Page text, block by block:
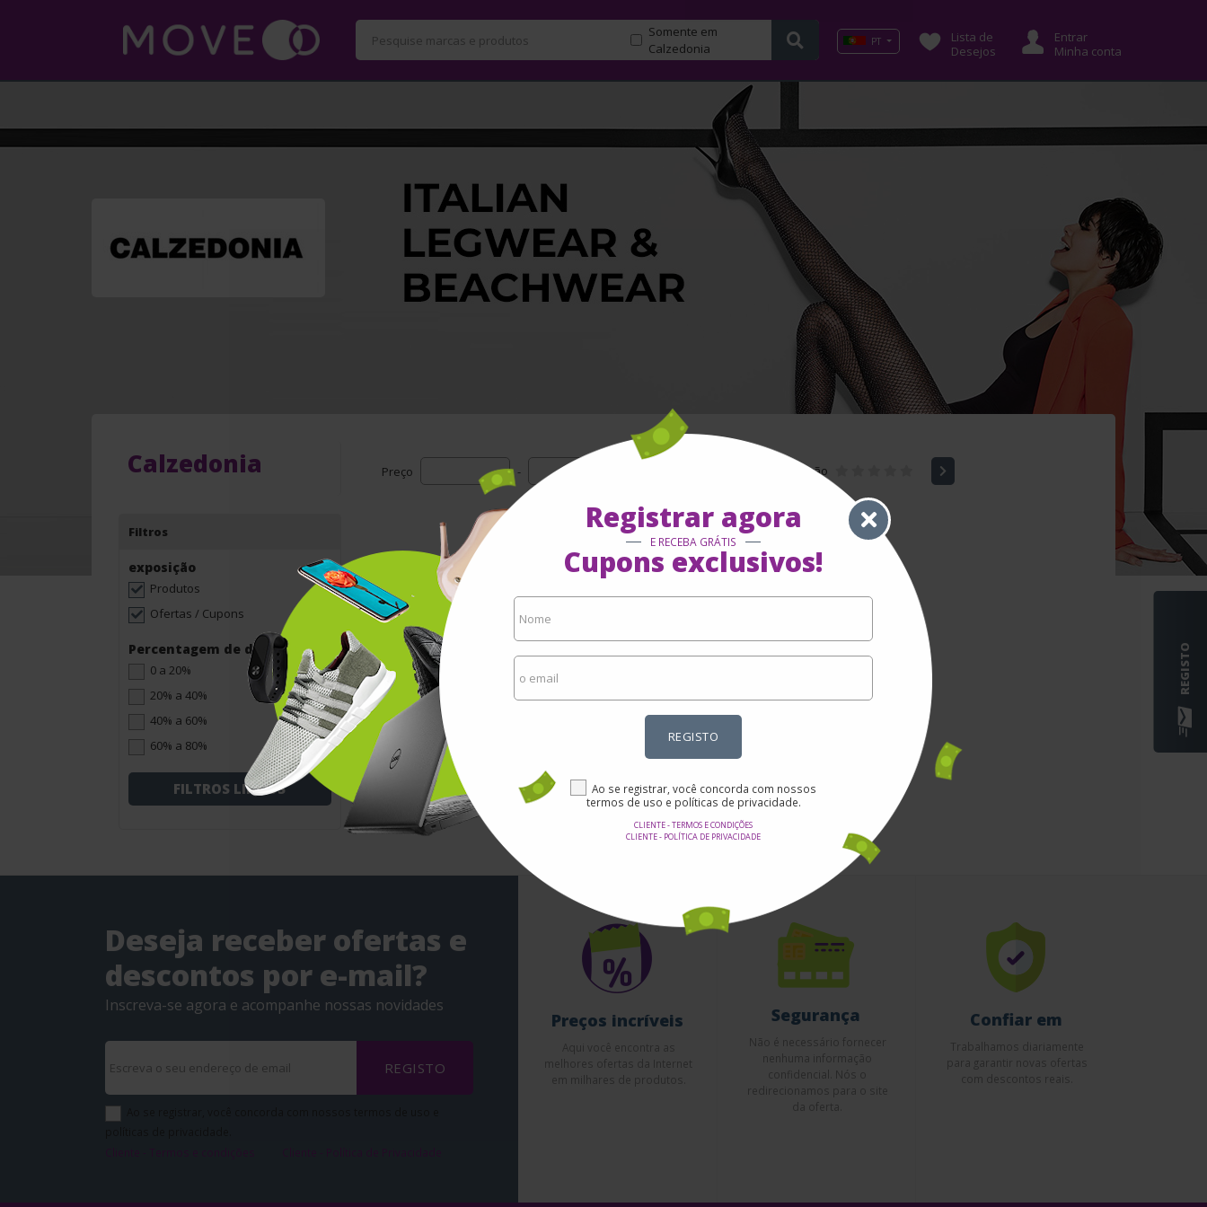
Registrar agora
E RECEBA GRÁTIS
Cupons exclusivos!
REGISTO
Ao se registrar, você concorda com nossos
termos de uso e políticas de privacidade.
CLIENTE - TERMOS E CONDIÇÕES
CLIENTE - POLÍTICA DE PRIVACIDADE
REGISTO
Somente em
Calzedonia
PT
Lista de
Desejos
Entrar
Minha conta
Calzedonia
Filtros
exposição
Produtos
Ofertas / Cupons
Percentagem de desconto
0 a 20%
20% a 40%
40% a 60%
60% a 80%
FILTROS LIMPOS
Preço - Avaliação
1 - 0 de 0
Deseja receber ofertas e
descontos por e-mail?
Inscreva-se agora e acompanhe nossas novidades
REGISTO
Preços incríveis
Aqui você encontra as
melhores ofertas da Internet
em milhares de produtos.
Segurança
Não é necessário fornecer
nenhuma informação
redirecionamos para o site
da oferta.
Confiar em
Trabalhamos diariamente
para garantir novas ofertas
com descontos reais.